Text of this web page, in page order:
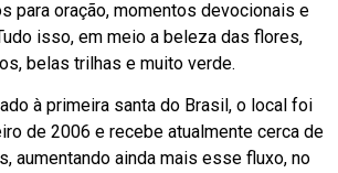
para oração, momentos devocionais e
isso, em meio a beleza das flores,
belas trilhas e muito verde.
à primeira santa do Brasil, o local foi
de 2006 e recebe atualmente cerca de
aumentando ainda mais esse fluxo, no